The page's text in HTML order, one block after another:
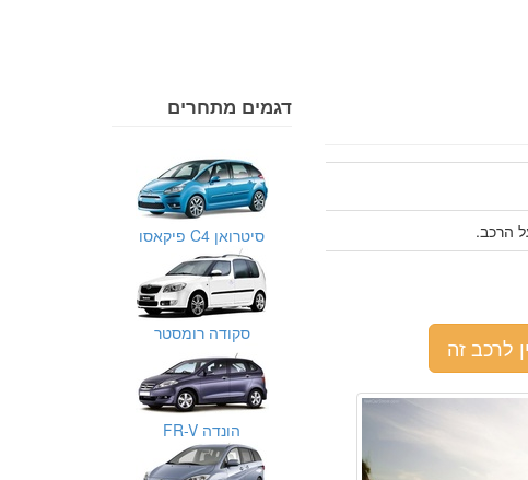
לרכב זה
דגמים מתחרים
סיטרואן C4 פיקאסו
סקודה רומסטר
הונדה FR-V